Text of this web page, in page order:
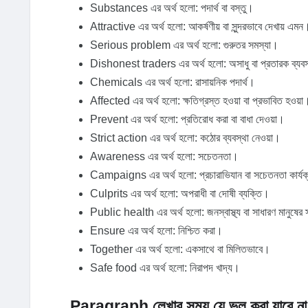
Substances এর অর্থ হলো: পদার্থ বা বস্তু।
Attractive এর অর্থ হলো: আকর্ষণীয় বা সুন্দরভাবে দেখায় এমন।
Serious problem এর অর্থ হলো: গুরুতর সমস্যা।
Dishonest traders এর অর্থ হলো: অসাধু বা প্রতারক
Chemicals এর অর্থ হলো: রাসায়নিক পদার্থ।
Affected এর অর্থ হলো: ক্ষতিগ্রস্ত হওয়া বা প্রভাবিত হওয়া।
Prevent এর অর্থ হলো: প্রতিরোধ করা বা বাধা দেওয়া।
Strict action এর অর্থ হলো: কঠোর ব্যবস্থা নেওয়া।
Awareness এর অর্থ হলো: সচেতনতা।
Campaigns এর অর্থ হলো: প্রচারাভিযান বা সচেতনতা
Culprits এর অর্থ হলো: অপরাধী বা দোষী ব্যক্তি।
Public health এর অর্থ হলো: জনস্বাস্থ্য বা সাধারণ মানুষের
Ensure এর অর্থ হলো: নিশ্চিত করা।
Together এর অর্থ হলো: একসাথে বা মিলিতভাবে।
Safe food এর অর্থ হলো: নিরাপদ খাদ্য।